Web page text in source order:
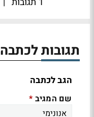
תגובות לכתבה
הגב לכתבה
שם המגיב *